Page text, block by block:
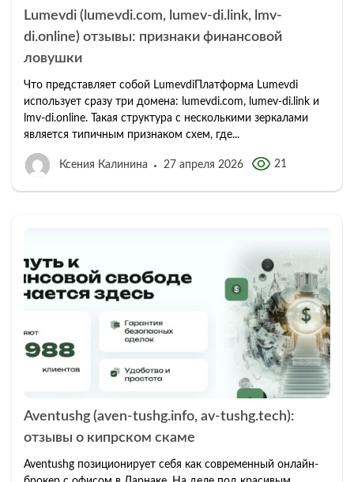
Lumevdi (lumevdi.com, lumev-di.link, lmv-
di.online) отзывы: признаки финансовой
ловушки
Что представляет собой LumevdiПлатформа Lumevdi
использует сразу три домена: lumevdi.com, lumev-di.link и
lmv-di.online. Такая структура с несколькими зеркалами
является типичным признаком схем, где...
Ксения Калинина 27 апреля 2026 21
Aventushg (aven-tushg.info, av-tushg.tech):
отзывы о кипрском скаме
Aventushg позиционирует себя как современный онлайн-